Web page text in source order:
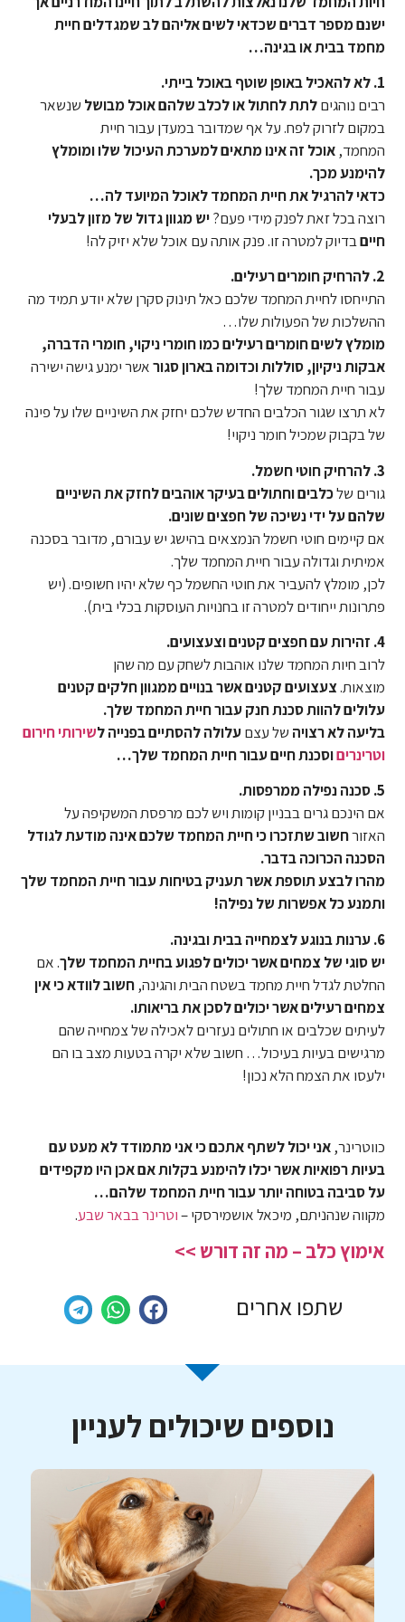
ישנם מספר דברים שכדאי לשים אליהם לב שמגדלים חיית
מחמד בבית או בגינה…
1. לא להאכיל באופן שוטף באוכל בייתי.
רבים נוהגיםלתת לחתול או לכלב שלהם אוכל מבושל שנשאר
במקום לזרוק לפח. על אף שמדובר במעדן עבור חיית
המחמד, אוכל זה אינו מתאים למערכת העיכול שלו ומומלץ
להימנע מכך.
כדאי להרגיל את חיית המחמד לאוכל המיועד לה…
רוצה בכל זאת לפנק מידי פעם?יש מגוון גדול של מזון לבעלי
חייםבדיוק למטרה זו. פנק אותה עם אוכל שלא יזיק לה!
2. להרחיק חומרים רעילים.
התייחסו לחיית המחמד שלכם כאל תינוק סקרן שלא יודע תמיד מה
ההשלכות של הפעולות שלו…
מומלץ לשים חומרים רעילים כמו חומרי ניקוי, חומרי הדברה,
אבקות ניקיון, סוללות וכדומה בארון סגוראשר ימנע גישה ישירה
עבור חיית המחמד שלך!
לא תרצו שגור הכלבים החדש שלכם יחזק את השיניים שלו על פינה
של בקבוק שמכיל חומר ניקוי!
3. להרחיק חוטי חשמל.
גורים שלכלבים וחתולים בעיקר אוהבים לחזק את השיניים
שלהם על ידי נשיכה של חפצים שונים.
אם קיימים חוטי חשמל הנמצאים בהישג יש עבורם, מדובר בסכנה
אמיתית וגדולה עבור חיית המחמד שלך.
לכן, מומלץ להעביר את חוטי החשמל כף שלא יהיו חשופים. (יש
פתרונות ייחודים למטרה זו בחנויות העוסקות בכלי בית).
4. זהירות עם חפצים קטנים וצעצועים.
לרוב חיות המחמד שלנו אוהבות לשחק עם מה שהן
מוצאות.צעצועים קטנים אשר בנויים ממגוון חלקים קטנים
עלולים להוות סכנת חנק עבור חיית המחמד שלך.
בליעה לא רצויה של עצםעלולהלהסתיים בפנייה לשירותי חירום
וטרינריםוסכנת חיים עבור חיית המחמד שלך…
5. סכנה נפילה ממרפסות.
אם הינכם גרים בבניין קומות ויש לכם מרפסת המשקיפה על
האזורחשוב שתזכרו כי חיית המחמד שלכם אינה מודעת לגודל
הסכנה הכרוכה בדבר.
מהרולבצע תוספת אשר תעניק בטיחות עבור חיית המחמד שלך
ותמנע כל אפשרות של נפילה!
6. ערנות בנוגע לצמחייה בבית ובגינה.
יש סוגי של צמחים אשר יכולים לפגוע בחיית המחמד שלך. אם
החלטת לגדל חיית מחמד בשטח הבית והגינה,חשוב לוודא כי אין
צמחים רעילים אשר יכולים לסכן את בריאותו.
לעיתים שכלבים או חתולים נעזרים לאכילה של צמחייה שהם
מרגישים בעיות בעיכול… חשוב שלא יקרה בטעות מצב בו הם
ילעסו את הצמח הלא נכון!
כווטרינר,אני יכול לשתף אתכם כי אני מתמודד לא מעט עם
בעיות רפואיות אשר יכלו להימנע בקלות אם אכן היו מקפידים
על סביבה בטוחה יותר עבור חיית המחמד שלהם…
מקווה שנהניתם, מיכאל אושמירסקי –וטרינר בבאר שבע.
אימוץ כלב – מה זה דורש >>
שתפו אחרים
נוספים שיכולים לעניין